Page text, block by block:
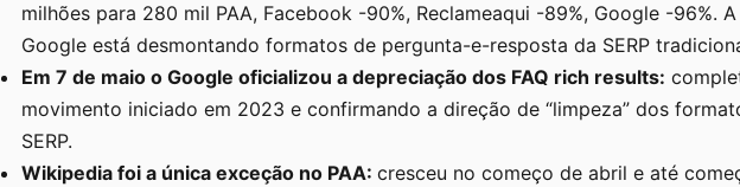
milhões para 280 mil PAA, Facebook -90%, Reclameaqui -89%, Google -96%.
Google está desmontando formatos de pergunta-e-resposta da SERP
Em 7 de maio o Google oficializou a depreciação dos FAQ rich results:
movimento iniciado em 2023 e confirmando a direção de “limpeza” dos
SERP.
Wikipedia foi a única exceção no PAA: cresceu no começo de abril e até